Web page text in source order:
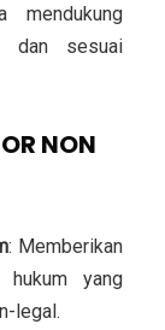
dan sesuai
NON
: Memberikan
hukum yang
legal.